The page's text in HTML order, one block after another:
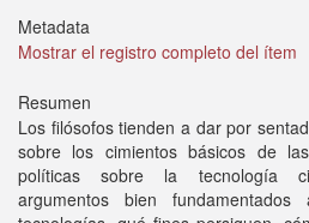
Metadata
Mostrar el registro completo del ítem
Resumen
Los filósofos tienden a dar por
sobre los cimientos básicos de
políticas sobre la tecnología
argumentos bien